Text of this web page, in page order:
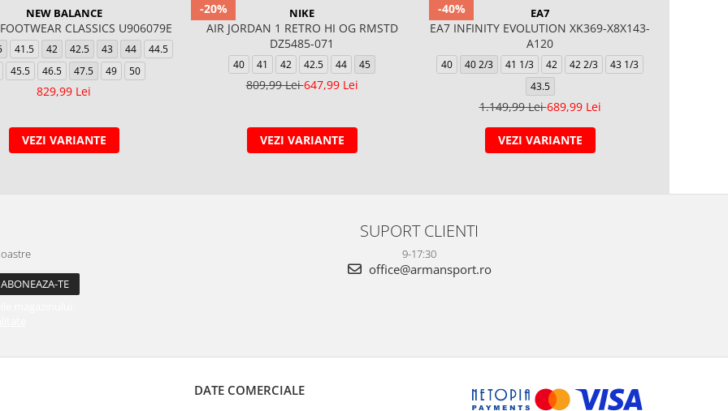
NEW BALANCE
CLASSICS U906079E
41.5 42 42.5 43 44
44.5
45.5
46.5 47.5 49 50
829,99 Lei
VEZI VARIANTE
-20% NIKE
AIR JORDAN 1 RETRO HI OG RMSTD
DZ5485-071
40 41 42 42.5 44 45
809,99 Lei647,99 Lei
VEZI VARIANTE
-40% EA7
EA7 INFINITY EVOLUTION XK369-X8X143-
A120
40 40 2/3 41 1/3 42 42 2/3
43 1/3
43.5
1.149,99 Lei689,99 Lei
VEZI VARIANTE
SUPORT CLIENTI
9-17:30
office@armansport.ro
DATE COMERCIALE